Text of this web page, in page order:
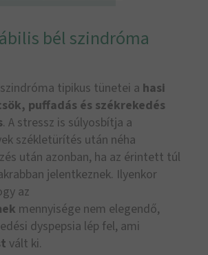
bél szindróma
tipikus tünetei a hasi
puffadás és székrekedés
. A stressz is súlyosbítja a
székletürítés után néha
után azonban, ha az érintett túl
jelentkeznek. Ilyenkor
az
mennyisége nem elegendő,
dyspepsia lép fel, ami
vált ki.